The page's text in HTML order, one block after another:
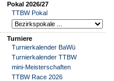
Pokal 2026/27
TTBW Pokal
Turniere
Turnierkalender BaWü
Turnierkalender TTBW
mini-Meisterschaften
TTBW Race 2026